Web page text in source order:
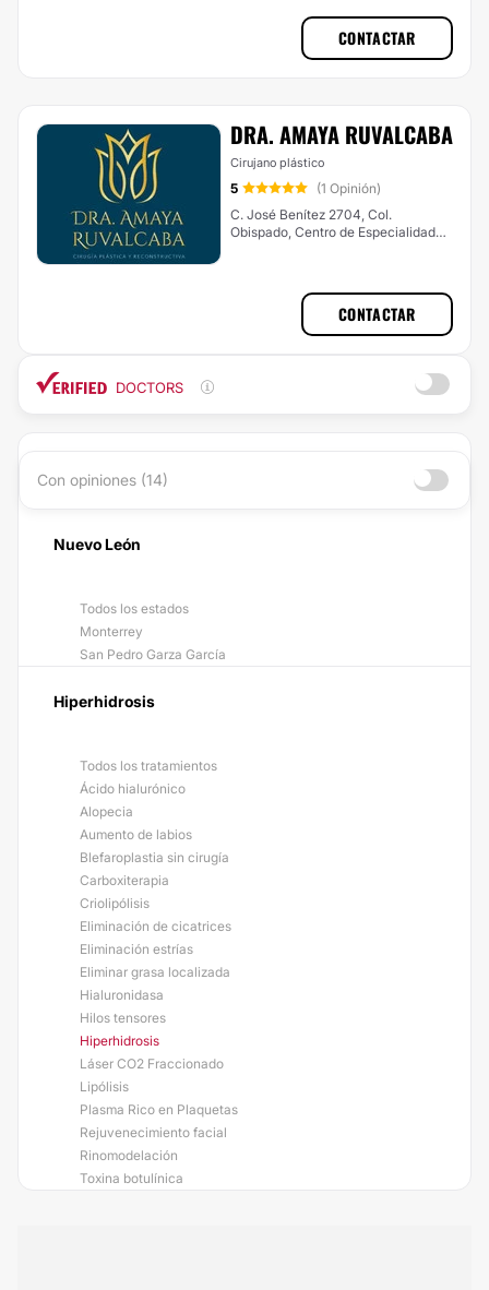
CONTACTAR
DRA. AMAYA RUVALCABA
Cirujano plástico
5
(1 Opinión)
C. José Benítez 2704, Col.
Obispado, Centro de Especialidades
CONTACTAR
DOCTORS
Con opiniones (14)
Nuevo León
Todos los estados
Monterrey
San Pedro Garza García
Hiperhidrosis
Todos los tratamientos
Ácido hialurónico
Alopecia
Aumento de labios
Blefaroplastia sin cirugía
Carboxiterapia
Criolipólisis
Eliminación de cicatrices
Eliminación estrías
Eliminar grasa localizada
Hialuronidasa
Hilos tensores
Hiperhidrosis
Láser CO2 Fraccionado
Lipólisis
Plasma Rico en Plaquetas
Rejuvenecimiento facial
Rinomodelación
Toxina botulínica